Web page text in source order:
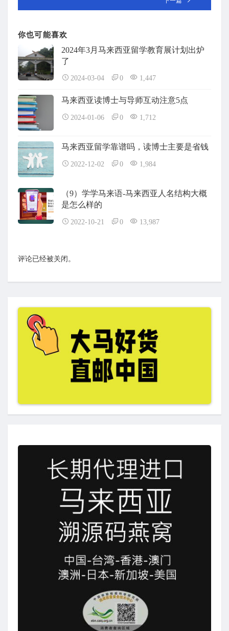
你也可能喜欢
2024年3月马来西亚留学教育展计划出炉
了
2024-03-04 0 1,447
马来西亚读博士与导师互动注意5点
2024-01-06 0 1,712
马来西亚留学靠谱吗，读博士主要是省钱
2022-12-02 0 1,984
（9）学学马来语-马来西亚人名结构大概
是怎么样的
2022-10-21 0 13,987
评论已经被关闭。